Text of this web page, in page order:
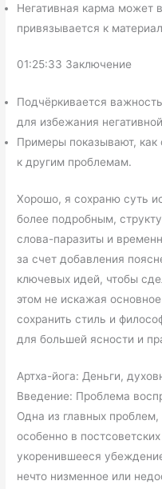
Негативная карма может
привязывается к
01:25:33 Заключение
Подчёркивается
для избежания
Примеры показывают,
к другим проблемам.
Хорошо, я сохраню суть
более подробным,
слова-паразиты и
за счет добавления
ключевых идей, чтобы
этом не искажая
сохранить стиль и
для большей ясности и
Артха-йога: Деньги,
Введение: Проблема
Одна из главных
особенно в
укоренившееся
нечто низменное или